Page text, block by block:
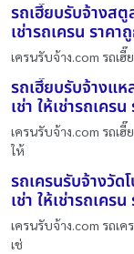
รถเฮี๊ยบรับจ้างสตู
เช่ารถเครน ราคา
เครนรับจ้าง.com รถเ
รถเฮี๊ยบรับจ้างแห
เช่า ให้เช่ารถเคร
เครนรับจ้าง.com รถเ
ให้
รถเครนรับจ้างวัด
เช่า ให้เช่ารถเคร
เครนรับจ้าง.com รถเ
เช่